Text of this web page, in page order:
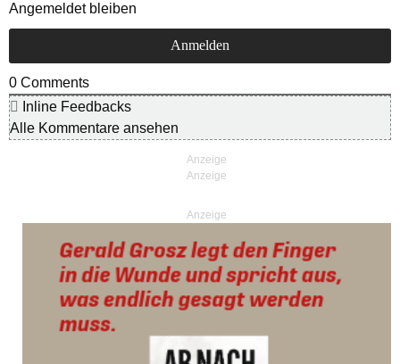
Angemeldet bleiben
0 Comments
Inline Feedbacks
Alle Kommentare ansehen
Anzeige